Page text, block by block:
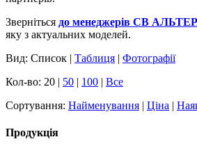
Зверніться до менеджерів СВ
яку з актуальних моделей.
Вид: Список | Таблиця | Фотографії
Кол-во: 20 | 50 | 100 | Все
Сортування: Найменування | Ціна |
Продукція